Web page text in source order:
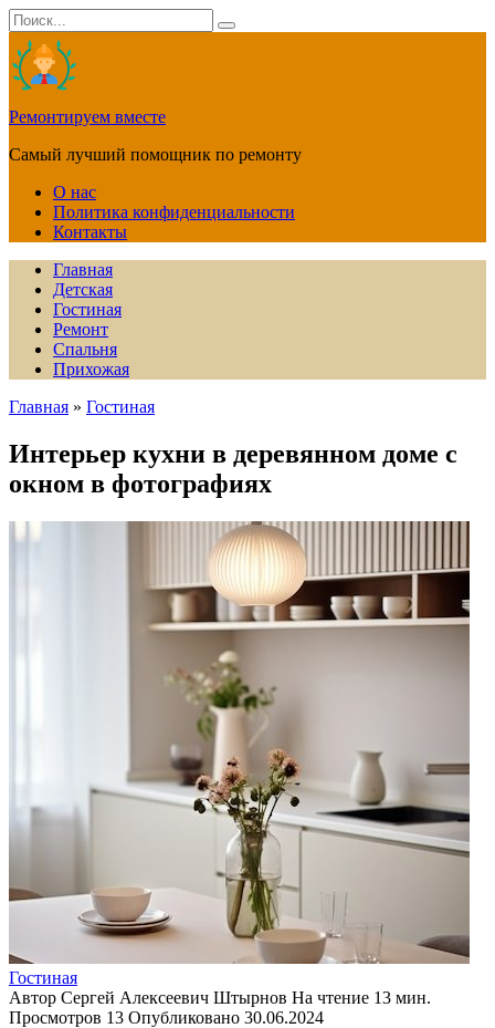
Перейти
к
содержанию
Search
for:
Ремонтируем вместе
Самый лучший помощник по ремонту
О нас
Политика конфиденциальности
Контакты
Главная
Детская
Гостиная
Ремонт
Спальня
Прихожая
Главная » Гостиная
Интерьер кухни в деревянном доме с
окном в фотографиях
Гостиная
Автор Сергей Алексеевич Штырнов На чтение 13 мин.
Просмотров 13 Опубликовано 30.06.2024